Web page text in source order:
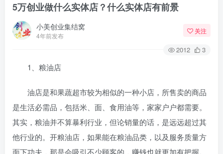
5万创业做什么实体店？什么实体店有前景
小美创业集结窝
4年前发布
关注
2012 3
1、粮油店
油店是和果蔬超市较为相似的一种小店，所售卖的商品
是生活必需品，包括米、面、食用油等，家家户户都需要。
其实，粮油并不算暴利行业，但论销量的话，是远远超过其
他行业的。开粮油店，如果能在粮油品类，以及服务质量方
面下功夫，那是会吸引不少顾客的，赚钱也就更加有把握。